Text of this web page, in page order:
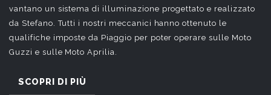
vantano un sistema di illuminazione progettato e realizzato
da Stefano. Tutti i nostri meccanici hanno ottenuto le
qualifiche imposte da Piaggio per poter operare sulle Moto
Guzzi e sulle Moto Aprilia.
SCOPRI DI PIÙ